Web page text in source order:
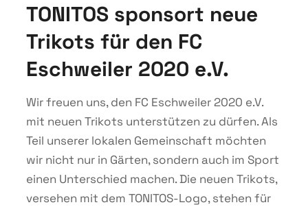
TONITOS sponsort neue
Trikots für den FC
Eschweiler 2020 e.V.
Wir freuen uns, den FC Eschweiler 2020 e.V.
mit neuen Trikots unterstützen zu dürfen. Als
Teil unserer lokalen Gemeinschaft möchten
wir nicht nur in Gärten, sondern auch im Sport
einen Unterschied machen. Die neuen Trikots,
versehen mit dem TONITOS-Logo, stehen für